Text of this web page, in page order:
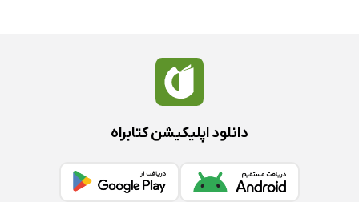
دانلود اپلیکیشن کتابراه